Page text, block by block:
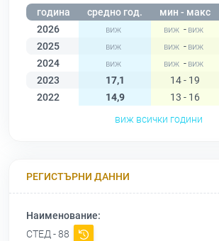
година средно год. мин - макс
2026
-
2025
-
2024
-
2023
17,1 14 - 19
2022
14,9 13 - 16
виж всички години
РЕГИСТЪРНИ ДАННИ
Наименование:
СТЕД - 88